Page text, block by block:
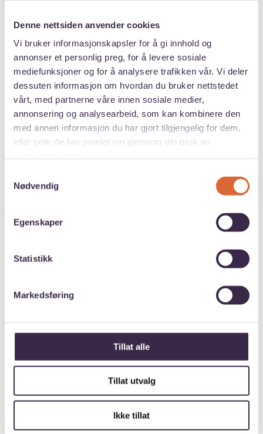
Denne nettsiden anvender cookies
Vi bruker informasjonskapsler for å gi innhold og
annonser et personlig preg, for å levere sosiale
mediefunksjoner og for å analysere trafikken vår. Vi deler
dessuten informasjon om hvordan du bruker nettstedet
vårt, med partnerne våre innen sosiale medier,
annonsering og analysearbeid, som kan kombinere den
med annen informasjon du har gjort tilgjengelig for dem,
eller som de har samlet inn gjennom din bruk av
Nødvendig
Egenskaper
Statistikk
Markedsføring
Tillat alle
Tillat utvalg
Ikke tillat
rådgivningstjenester og i Forsvaret. Sykepleiere
har hovedansvaret innenfor helsetjenesten i
kommunene og leder sykehjemmene og
hjemmesykepleien. Det er også mulig å jobbe
med forskning og undervisning.
Spesialisering og videreutdanning
innen sykepleie
mastergrad eller videreutdanning og
spesialisere seg. Da kan du blant annet bli:
Avansert Klinisk allmennsykepleier
fra
Helsedirektoratet
allergi, eksem og lungesykdom
anestesisykepleier
barnesykepleier
bedriftssykepleier
dermatologisk sykepleier